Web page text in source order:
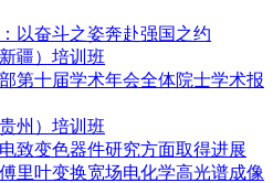
以奋斗之姿奔赴强国之约
疆）培训班
第十届学术年会全体院士学术报
州）培训班
致变色器件研究方面取得进展
里叶变换宽场电化学高光谱成像